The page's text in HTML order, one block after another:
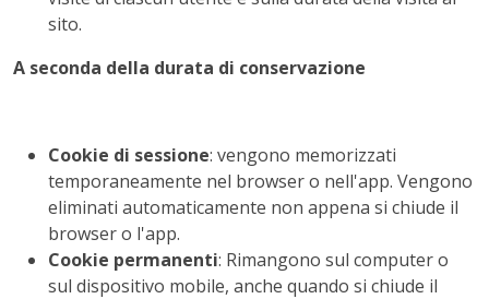
sito.
A seconda della durata di conservazione
Cookie di sessione: vengono memorizzati
temporaneamente nel browser o nell'app. Vengono
eliminati automaticamente non appena si chiude il
browser o l'app.
Cookie permanenti: Rimangono sul computer o
sul dispositivo mobile, anche quando si chiude il